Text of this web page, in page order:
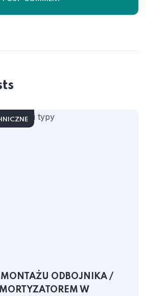
MONTAŻU ODBOJNIKA /
W